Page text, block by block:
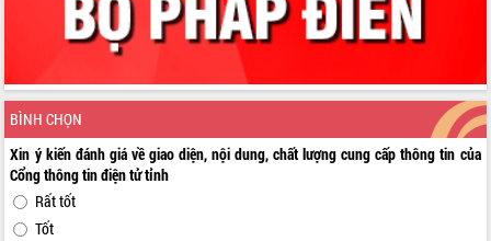
BÌNH CHỌN
Xin ý kiến đánh giá về giao diện, nội dung, chất lượng cung cấp thông tin của
Cổng thông tin điện tử tỉnh
Rất tốt
Tốt